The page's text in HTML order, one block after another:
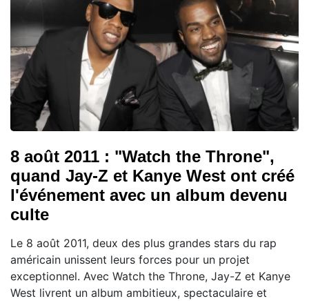
8 août 2011 : "Watch the Throne",
quand Jay-Z et Kanye West ont créé
l'événement avec un album devenu
culte
Le 8 août 2011, deux des plus grandes stars du rap
américain unissent leurs forces pour un projet
exceptionnel. Avec Watch the Throne, Jay-Z et Kanye
West livrent un album ambitieux, spectaculaire et